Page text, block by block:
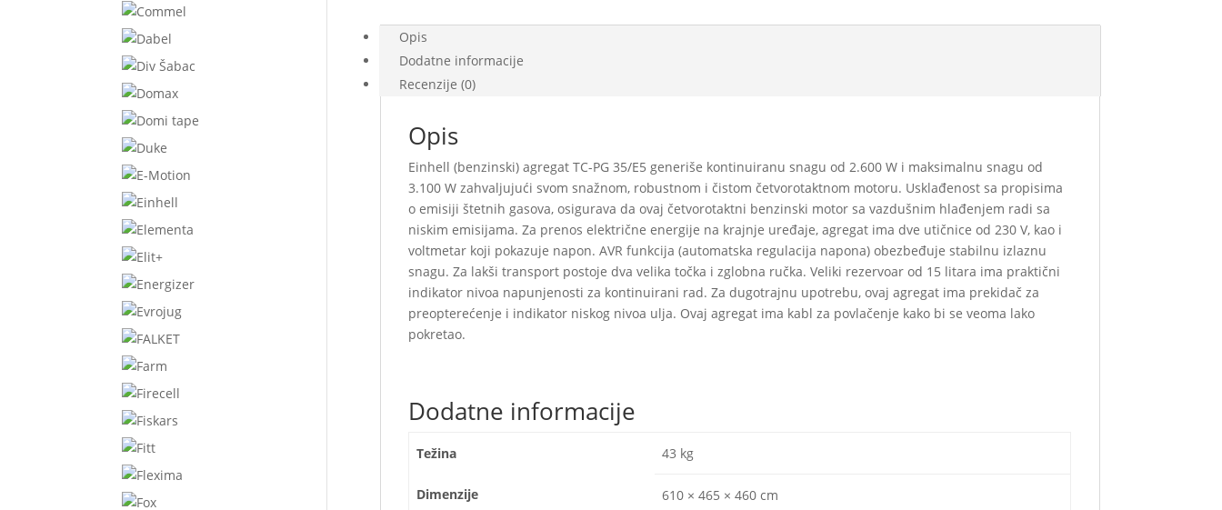
Opis
Dodatne informacije
Recenzije (0)
Opis
Einhell (benzinski) agregat TC-PG 35/E5 generiše kontinuiranu snagu od 2.600 W i maksimalnu snagu od
3.100 W zahvaljujući svom snažnom, robustnom i čistom četvorotaktnom motoru. Usklađenost sa propisima
o emisiji štetnih gasova, osigurava da ovaj četvorotaktni benzinski motor sa vazdušnim hlađenjem radi sa
niskim emisijama. Za prenos električne energije na krajnje uređaje, agregat ima dve utičnice od 230 V, kao i
voltmetar koji pokazuje napon. AVR funkcija (automatska regulacija napona) obezbeđuje stabilnu izlaznu
snagu. Za lakši transport postoje dva velika točka i zglobna ručka. Veliki rezervoar od 15 litara ima praktični
indikator nivoa napunjenosti za kontinuirani rad. Za dugotrajnu upotrebu, ovaj agregat ima prekidač za
preopterećenje i indikator niskog nivoa ulja. Ovaj agregat ima kabl za povlačenje kako bi se veoma lako
pokretao.
Dodatne informacije
Težina 43 kg
Dimenzije 610 × 465 × 460 cm